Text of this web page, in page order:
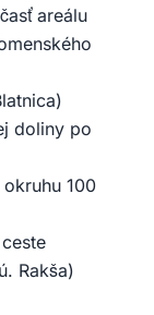
areálu
doliny po
100
Rakša)